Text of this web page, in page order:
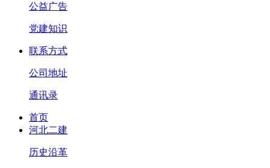
公益广告
党建知识
联系方式
公司地址
通讯录
首页
河北二建
历史沿革